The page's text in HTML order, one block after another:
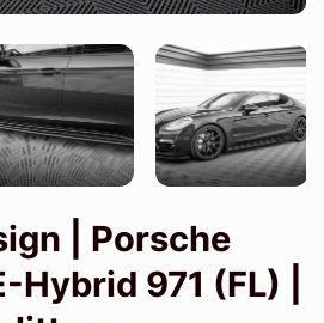
| Porsche
Hybrid 971 (FL) |